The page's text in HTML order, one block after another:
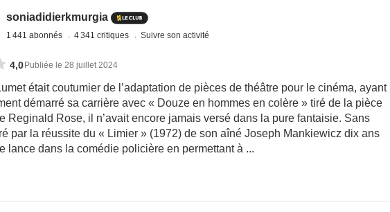
soniadidierkmurgia
1 441 abonnés 4 341 critiques Suivre son activité
4,0Publiée le 28 juillet 2024
était coutumier de l’adaptation de pièces de théâtre pour le cinéma, ayant
démarré sa carrière avec « Douze en hommes en colère » tiré de la pièce
Reginald Rose, il n’avait encore jamais versé dans la pure fantaisie. Sans
par la réussite du « Limier » (1972) de son aîné Joseph Mankiewicz dix ans
lance dans la comédie policière en permettant à ...